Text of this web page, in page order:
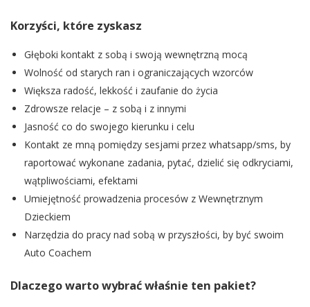
Korzyści, które zyskasz
Głęboki kontakt z sobą i swoją wewnętrzną mocą
Wolność od starych ran i ograniczających wzorców
Większa radość, lekkość i zaufanie do życia
Zdrowsze relacje – z sobą i z innymi
Jasność co do swojego kierunku i celu
Kontakt ze mną pomiędzy sesjami przez whatsapp/sms, by
raportować wykonane zadania, pytać, dzielić się odkryciami,
wątpliwościami, efektami
Umiejętność prowadzenia procesów z Wewnętrznym
Dzieckiem
Narzędzia do pracy nad sobą w przyszłości, by być swoim
Auto Coachem
Dlaczego warto wybrać właśnie ten pakiet?